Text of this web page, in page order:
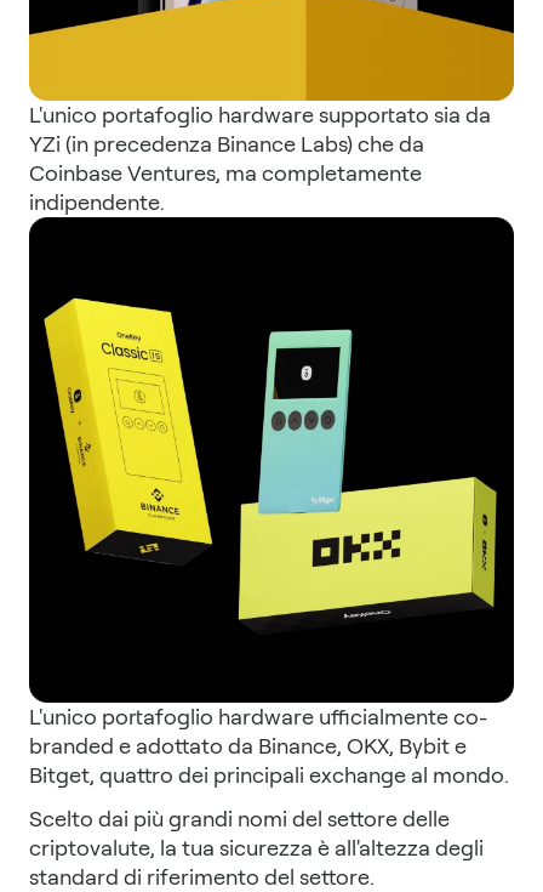
L'unico portafoglio hardware supportato sia da
YZi (in precedenza Binance Labs) che da
Coinbase Ventures, ma completamente
indipendente.
L'unico portafoglio hardware ufficialmente co-
branded e adottato da Binance, OKX, Bybit e
Bitget, quattro dei principali exchange al mondo.
Scelto dai più grandi nomi del settore delle
criptovalute, la tua sicurezza è all'altezza degli
standard di riferimento del settore.